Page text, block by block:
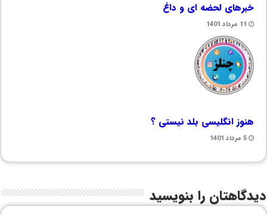
خبرهای لحضه ای و داغ
11 مرداد 1401
هنوز انگلیسی بلد نیستی ؟
5 مرداد 1401
دیدگاهتان را بنویسید